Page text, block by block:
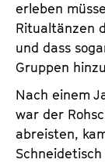
erleben
Ritualtänzen
und dass
Gruppen
Nach einem
war der
abreisten,